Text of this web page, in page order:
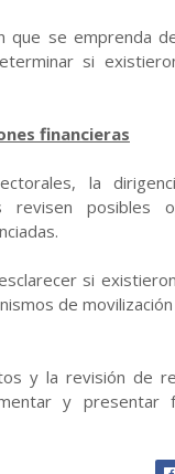
que se emprenda
si
financieras
la
revisen posibles
si
de
y la revisión de
y presentar